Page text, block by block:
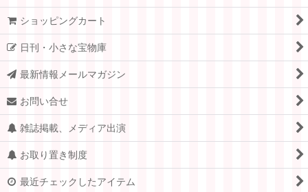
ショッピングカート
日刊・小さな宝物庫
最新情報メールマガジン
お問い合せ
雑誌掲載、メディア出演
お取り置き制度
最近チェックしたアイテム